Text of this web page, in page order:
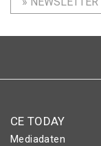
CE TODAY
Mediadaten